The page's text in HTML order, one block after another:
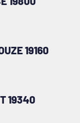
19160
19340